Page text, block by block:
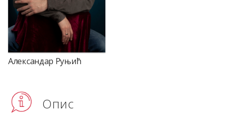
Александар Руњић
Опис